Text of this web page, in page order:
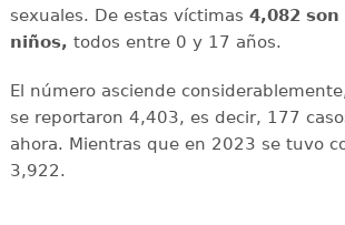
sexuales. De estas víctimas 4,082
niños, todos entre 0 y 17 años.
El número asciende
se reportaron 4,403, es decir, 177
ahora. Mientras que en 2023 se tuvo
3,922.